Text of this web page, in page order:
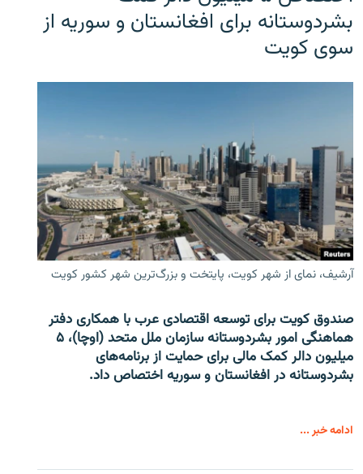
بشردوستانه برای افغانستان و سوریه از
سوی کویت
آرشیف، نمای از شهر کویت، پایتخت و بزرگ‌ترین شهر کشور کویت
صندوق کویت برای توسعه اقتصادی عرب با همکاری دفتر
هماهنگی امور بشردوستانه سازمان ملل متحد (اوچا)، ۵
میلیون دالر کمک مالی برای حمایت از برنامه‌های
بشردوستانه در افغانستان و سوریه اختصاص داد.
ادامه خبر ...